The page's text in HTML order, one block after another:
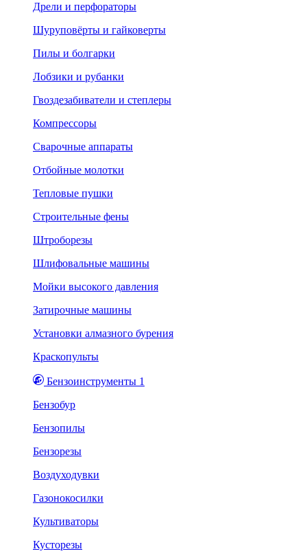
Дрели и перфораторы
Шуруповёрты и гайковерты
Пилы и болгарки
Лобзики и рубанки
Гвоздезабиватели и степлеры
Компрессоры
Сварочные аппараты
Отбойные молотки
Тепловые пушки
Строительные фены
Штроборезы
Шлифовальные машины
Мойки высокого давления
Затирочные машины
Установки алмазного бурения
Краскопульты
Бензоинструменты 1
Бензобур
Бензопилы
Бензорезы
Воздуходувки
Газонокосилки
Культиваторы
Кусторезы